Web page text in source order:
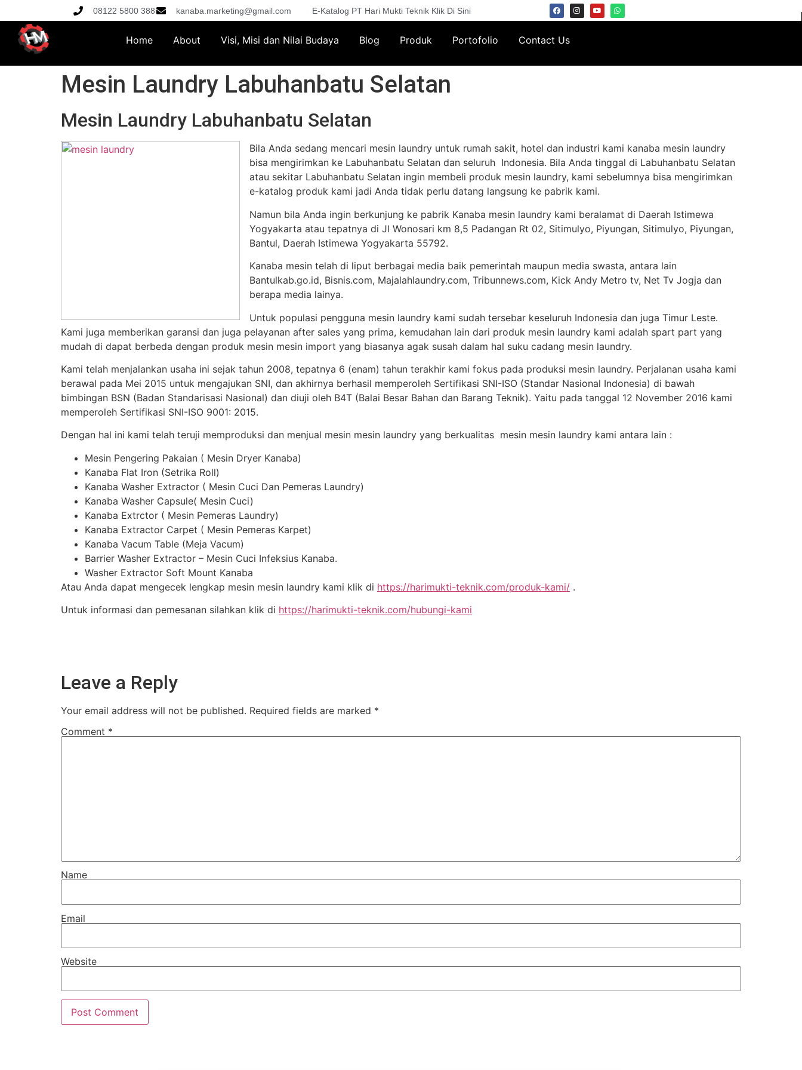
08122 5800 388 kanaba.marketing@gmail.com E-Katalog PT Hari Mukti Teknik Klik Di Sini
Home About Visi, Misi dan Nilai Budaya Blog Produk Portofolio Contact Us
Mesin Laundry Labuhanbatu Selatan
Mesin Laundry Labuhanbatu Selatan
Bila Anda sedang mencari mesin laundry untuk rumah sakit, hotel dan industri kami kanaba mesin laundry
bisa mengirimkan ke Labuhanbatu Selatan dan seluruh Indonesia. Bila Anda tinggal di Labuhanbatu Selatan
atau sekitar Labuhanbatu Selatan ingin membeli produk mesin laundry, kami sebelumnya bisa mengirimkan
e-katalog produk kami jadi Anda tidak perlu datang langsung ke pabrik kami.
Namun bila Anda ingin berkunjung ke pabrik Kanaba mesin laundry kami beralamat di Daerah Istimewa
Yogyakarta atau tepatnya di Jl Wonosari km 8,5 Padangan Rt 02, Sitimulyo, Piyungan, Sitimulyo, Piyungan,
Bantul, Daerah Istimewa Yogyakarta 55792.
Kanaba mesin telah di liput berbagai media baik pemerintah maupun media swasta, antara lain
Bantulkab.go.id, Bisnis.com, Majalahlaundry.com, Tribunnews.com, Kick Andy Metro tv, Net Tv Jogja dan
berapa media lainya.
Untuk populasi pengguna mesin laundry kami sudah tersebar keseluruh Indonesia dan juga Timur Leste.
Kami juga memberikan garansi dan juga pelayanan after sales yang prima, kemudahan lain dari produk mesin laundry kami adalah spart part yang
mudah di dapat berbeda dengan produk mesin mesin import yang biasanya agak susah dalam hal suku cadang mesin laundry.
Kami telah menjalankan usaha ini sejak tahun 2008, tepatnya 6 (enam) tahun terakhir kami fokus pada produksi mesin laundry. Perjalanan usaha kami
berawal pada Mei 2015 untuk mengajukan SNI, dan akhirnya berhasil memperoleh Sertifikasi SNI-ISO (Standar Nasional Indonesia) di bawah
bimbingan BSN (Badan Standarisasi Nasional) dan diuji oleh B4T (Balai Besar Bahan dan Barang Teknik). Yaitu pada tanggal 12 November 2016 kami
memperoleh Sertifikasi SNI-ISO 9001: 2015.
Dengan hal ini kami telah teruji memproduksi dan menjual mesin mesin laundry yang berkualitas mesin mesin laundry kami antara lain :
Mesin Pengering Pakaian ( Mesin Dryer Kanaba)
Kanaba Flat Iron (Setrika Roll)
Kanaba Washer Extractor ( Mesin Cuci Dan Pemeras Laundry)
Kanaba Washer Capsule( Mesin Cuci)
Kanaba Extrctor ( Mesin Pemeras Laundry)
Kanaba Extractor Carpet ( Mesin Pemeras Karpet)
Kanaba Vacum Table (Meja Vacum)
Barrier Washer Extractor – Mesin Cuci Infeksius Kanaba.
Washer Extractor Soft Mount Kanaba
Atau Anda dapat mengecek lengkap mesin mesin laundry kami klik di https://harimukti-teknik.com/produk-kami/ .
Untuk informasi dan pemesanan silahkan klik di https://harimukti-teknik.com/hubungi-kami
Leave a Reply
Your email address will not be published. Required fields are marked *
Comment *
Name
Email
Website